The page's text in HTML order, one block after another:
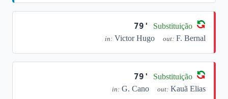
79' Substituição
in: Victor Hugo out: F. Bernal
79' Substituição
in: G. Cano out: Kauã Elias